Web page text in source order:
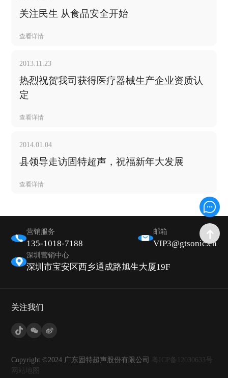
关注民生 从食品安全开始
查看详情
2013.11.23
热烈祝贺我司获得医疗器械生产企业资质认
定
查看详情
2014.01.04
县领导走访固特超声，祝福新年大发展
查看详情
营销服务
135-1018-7188
邮箱
VIP3@gtsonic.cn
深圳营销中心
深圳市宝安区西乡通成路旭生大厦19F
关注我们
Copyright ©2024 广东固特超声股份有限公司
粤ICP备12030633号
网站地图